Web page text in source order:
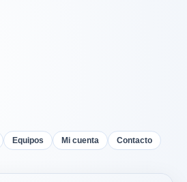
Equipos Mi cuenta Contacto